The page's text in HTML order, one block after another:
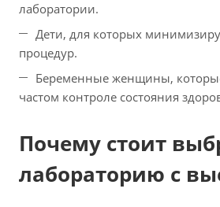
лаборатории.
Дети, для которых
процедур.
Беременные женщины,
частом контроле состояния
Почему стоит
лабораторию с